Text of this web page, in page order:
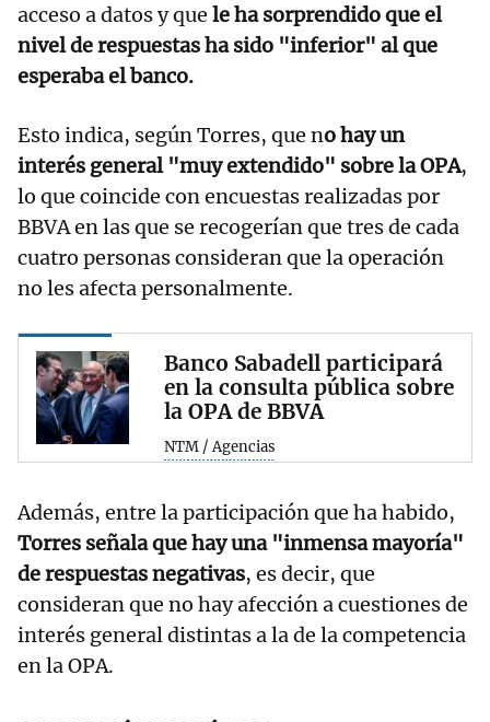
acceso a datos y que le ha sorprendido que el
nivel de respuestas ha sido "inferior" al que
esperaba el banco.
Esto indica, según Torres, que no hay un
interés general "muy extendido" sobre la OPA,
lo que coincide con encuestas realizadas por
BBVA en las que se recogerían que tres de cada
cuatro personas consideran que la operación
no les afecta personalmente.
Banco Sabadell participará
en la consulta pública sobre
la OPA de BBVA
NTM / Agencias
Además, entre la participación que ha habido,
Torres señala que hay una "inmensa mayoría"
de respuestas negativas, es decir, que
consideran que no hay afección a cuestiones de
interés general distintas a la de la competencia
en la OPA.